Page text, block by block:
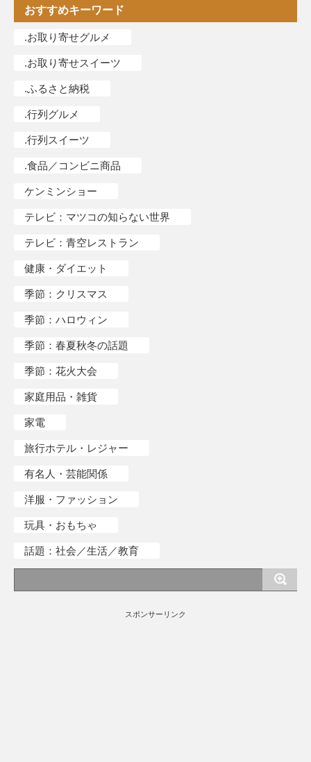
おすすめキーワード
.お取り寄せグルメ
.お取り寄せスイーツ
.ふるさと納税
.行列グルメ
.行列スイーツ
.食品／コンビニ商品
ケンミンショー
テレビ：マツコの知らない世界
テレビ：青空レストラン
健康・ダイエット
季節：クリスマス
季節：ハロウィン
季節：春夏秋冬の話題
季節：花火大会
家庭用品・雑貨
家電
旅行ホテル・レジャー
有名人・芸能関係
洋服・ファッション
玩具・おもちゃ
話題：社会／生活／教育
スポンサーリンク